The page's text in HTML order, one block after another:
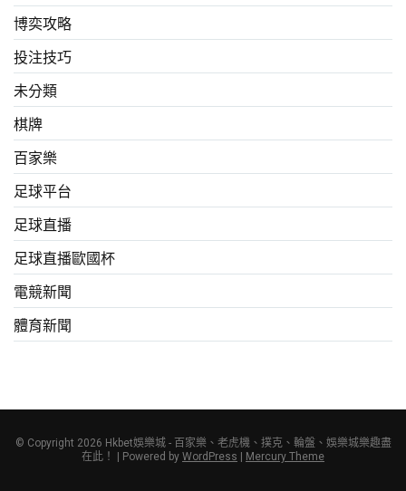
博奕攻略
投注技巧
未分類
棋牌
百家樂
足球平台
足球直播
足球直播歐國杯
電競新聞
體育新聞
© Copyright 2026 Hkbet娛樂城 - 百家樂、老虎機、撲克、輪盤、娛樂城樂趣盡
在此！ | Powered by WordPress | Mercury Theme